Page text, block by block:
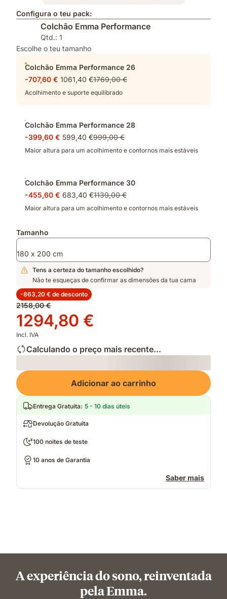
Configura o teu pack:
Colchão Emma Performance
Qtd.: 1
Escolhe o teu tamanho
Colchão Emma Performance 26
-707,60 € 1061,40 €1769,00 €
Acolhimento e suporte equilibrado
Colchão Emma Performance 28
-399,60 € 599,40 €999,00 €
Maior altura para um acolhimento e contornos mais estáveis
Colchão Emma Performance 30
-455,60 € 683,40 €1139,00 €
Maior altura para um acolhimento e contornos mais estáveis
Tamanho
180 x 200 cm
Tens a certeza do tamanho escolhido?
Não te esqueças de confirmar as dimensões da tua cama
-863,20 € de desconto
Preço
original
2158,00 €
2158,00 €
Preço
1294,80 €
1294,80 €
Incl. IVA
Calculando o preço mais recente...
Loading
Adicionar ao carrinho
Entrega Gratuita: 5 - 10 dias úteis
Devolução Gratuita
100 noites de teste
10 anos de Garantia
Saber mais
A experiência do sono, reinventada
pela Emma.